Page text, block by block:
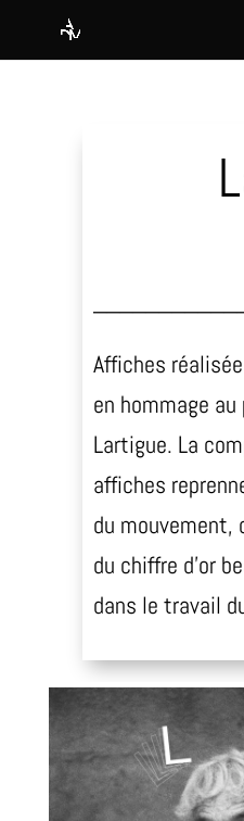
Affiches
en hommage
Lartigue. La
affiches
du
du chiffre d’or
dans le travail